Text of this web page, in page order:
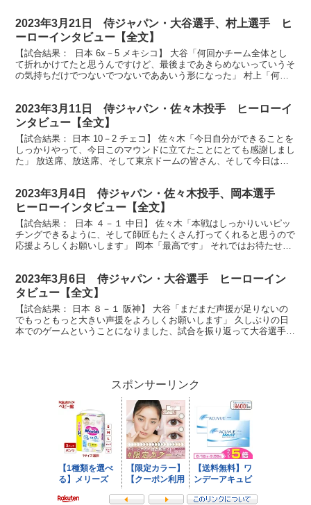
2023年3月21日 侍ジャパン・大谷選手、村上選手 ヒ
ーローインタビュー【全文】
【試合結果： 日本 6x－5 メキシコ】 大谷「何回かチーム全体とし
て折れかけてたと思うんですけど、最後まであきらめないっていうそ
の気持ちだけでつないでつないでああいう形になった」 村上「何度
2023年3月11日 侍ジャパン・佐々木投手 ヒーローイ
ンタビュー【全文】
【試合結果： 日本 10－2 チェコ】 佐々木「今日自分ができることを
しっかりやって、今日このマウンドに立てたことにとても感謝しまし
た」 放送席、放送席、そして東京ドームの皆さん、そして今日はパ
2023年3月4日 侍ジャパン・佐々木投手、岡本選手
ヒーローインタビュー【全文】
【試合結果： 日本 ４－１ 中日】 佐々木「本戦はしっかりいいピッ
チングできるように、そして師匠もたくさん打ってくれると思うので
応援よろしくお願いします」 岡本「最高です」 それではお待たせし
2023年3月6日 侍ジャパン・大谷選手 ヒーローイン
タビュー【全文】
【試合結果： 日本 ８－１ 阪神】 大谷「まだまだ声援が足りないの
でもっともっと大きい声援をよろしくお願いします」 久しぶりの日
本でのゲームということになりました、試合を振り返って大谷選手ど
スポンサーリンク